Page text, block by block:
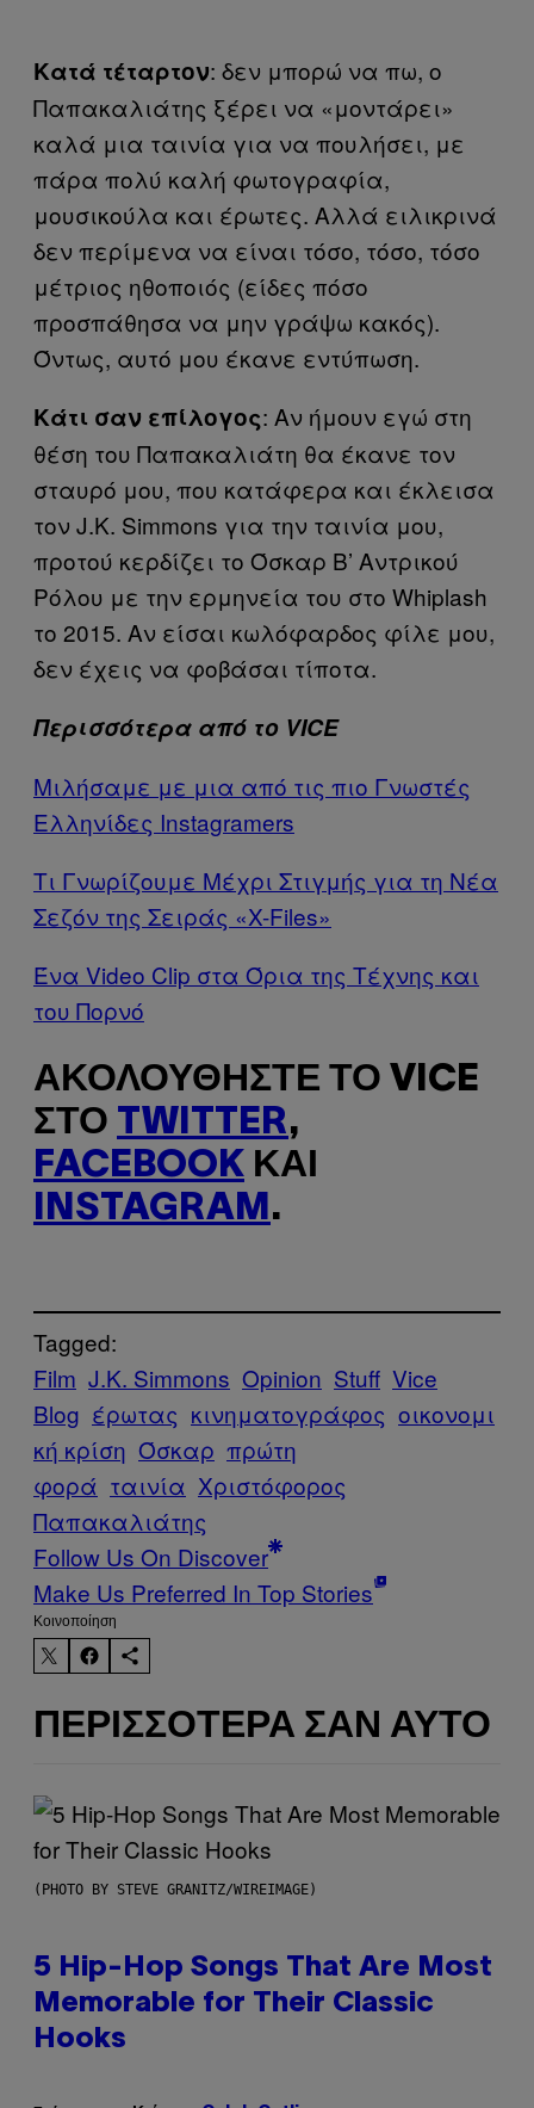
Κατά τέταρτον: δεν μπορώ να πω, ο
Παπακαλιάτης ξέρει να «μοντάρει»
καλά μια ταινία για να πουλήσει, με
πάρα πολύ καλή φωτογραφία,
μουσικούλα και έρωτες. Αλλά ειλικρινά
δεν περίμενα να είναι τόσο, τόσο, τόσο
μέτριος ηθοποιός (είδες πόσο
προσπάθησα να μην γράψω κακός).
Όντως, αυτό μου έκανε εντύπωση.
Κάτι σαν επίλογος: Αν ήμουν εγώ στη
θέση του Παπακαλιάτη θα έκανε τον
σταυρό μου, που κατάφερα και έκλεισα
τον J.K. Simmons για την ταινία μου,
προτού κερδίζει το Όσκαρ Β’ Αντρικού
Ρόλου με την ερμηνεία του στο Whiplash
το 2015. Αν είσαι κωλόφαρδος φίλε μου,
δεν έχεις να φοβάσαι τίποτα.
Περισσότερα από το VICE
Μιλήσαμε με μια από τις πιο Γνωστές
Ελληνίδες Instagramers
Τι Γνωρίζουμε Μέχρι Στιγμής για τη Νέα
Σεζόν της Σειράς «X-Files»
Ένα Video Clip στα Όρια της Τέχνης και
του Πορνό
ΑΚΟΛΟΥΘΉΣΤΕ ΤΟ VICE
ΣΤΟ TWITTER,
FACEBOOK ΚΑΙ
INSTAGRAM .
Tagged:
Film J.K. Simmons Opinion Stuff Vice
Blog έρωτας κινηματογράφος οικονομι
κή κρίση Όσκαρ πρώτη
φορά ταινία Χριστόφορος
Παπακαλιάτης
Follow Us On Discover
Make Us Preferred In Top Stories
Kοινοποίηση
ΠΕΡΙΣΣΌΤΕΡΑ ΣΑΝ ΑΥΤΌ
(PHOTO BY STEVE GRANITZ/WIREIMAGE)
5 Hip-Hop Songs That Are Most
Memorable for Their Classic
Hooks